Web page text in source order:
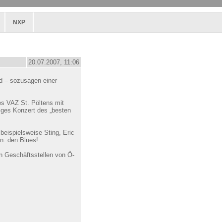
NXP
20.07.2007, 11:06
– sozusagen einer
VAZ St. Pöltens mit
Konzert des „besten
Sting, Eric
den Blues!
Geschäftsstellen von Ö-